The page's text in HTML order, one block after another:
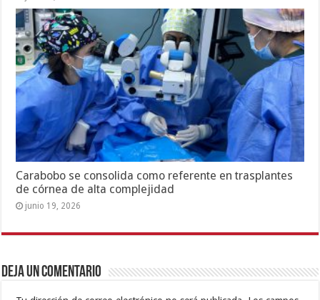
Carabobo se consolida como referente en trasplantes
de córnea de alta complejidad
junio 19, 2026
Deja un comentario